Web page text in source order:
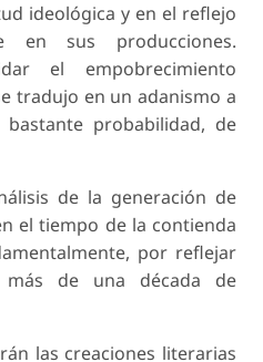
ideológica y en el reflejo
en sus producciones.
el empobrecimiento
tradujo en un adanismo a
probabilidad, de
de la generación de
el tiempo de la contienda
por reflejar
de una década de
las creaciones literarias